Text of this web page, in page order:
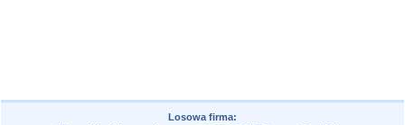
Losowa firma: